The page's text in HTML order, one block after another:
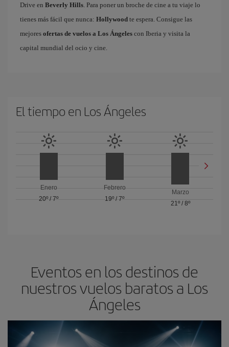
Drive en Beverly Hills. Para poner un broche de cine a tu viaje lo
tienes más fácil que nunca: Hollywood te espera. Consigue las
mejores ofertas de vuelos a Los Ángeles con Iberia y visita la
capital mundial del ocio y cine.
El tiempo en Los Ángeles
Enero
20º /7º
Febrero
19º / 7º
Marzo
21º/ 8º
Eventos en los destinos de
nuestros vuelos baratos a Los
Ángeles